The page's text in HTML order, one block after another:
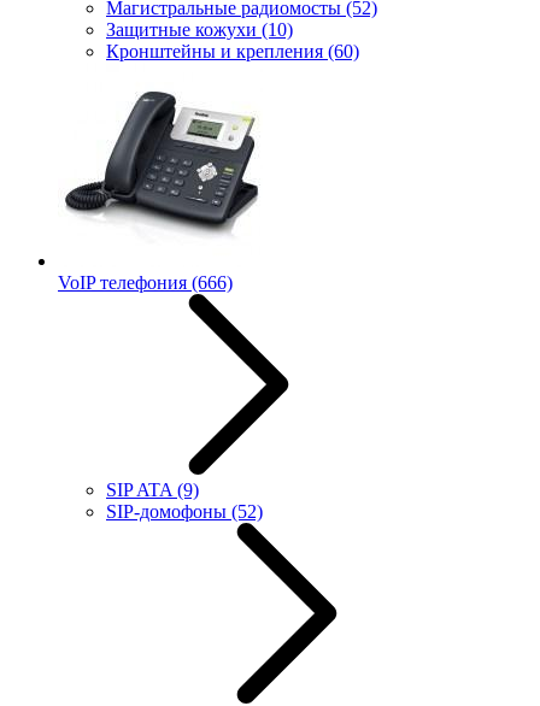
Магистральные радиомосты (52)
Защитные кожухи (10)
Кронштейны и крепления (60)
VoIP телефония (666)
SIP ATA (9)
SIP-домофоны (52)